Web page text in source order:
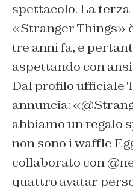
spettacolo. La
«Stranger Things»
tre anni fa, e
aspettando con
Dal profilo ufficiale
annuncia:
abbiamo un regalo
non sono i waffle
collaborato con
quattro avatar